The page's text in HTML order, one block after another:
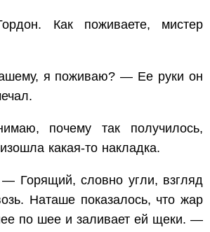
Как поживаете, мистер
я поживаю? — Ее руки он
почему так получилось,
какая-то накладка.
Горящий, словно угли, взгляд
Наташе показалось, что жар
по шее и заливает ей щеки. —